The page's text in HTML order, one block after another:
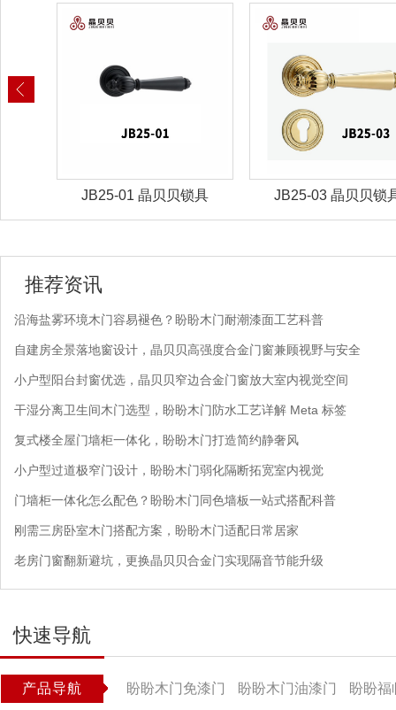
JB25-03 晶贝贝锁具 JB25-07 晶贝贝锁
推荐资讯
沿海盐雾环境木门容易褪色？盼盼木门耐潮漆面工艺科普
自建房全景落地窗设计，晶贝贝高强度合金门窗兼顾视野与安全
小户型阳台封窗优选，晶贝贝窄边合金门窗放大室内视觉空间
干湿分离卫生间木门选型，盼盼木门防水工艺详解 Meta 标签
复式楼全屋门墙柜一体化，盼盼木门打造简约静奢风
小户型过道极窄门设计，盼盼木门弱化隔断拓宽室内视觉
门墙柜一体化怎么配色？盼盼木门同色墙板一站式搭配科普
刚需三房卧室木门搭配方案，盼盼木门适配日常居家
老房门窗翻新避坑，更换晶贝贝合金门实现隔音节能升级
快速导航
产品导航 盼盼木门免漆门 盼盼木门油漆门 盼盼福